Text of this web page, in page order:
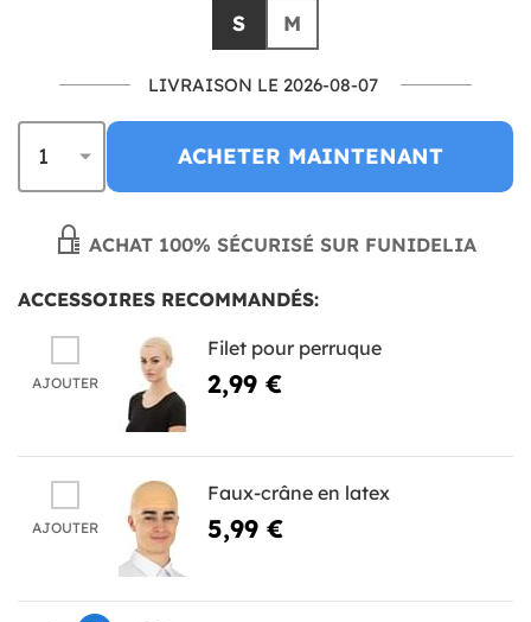
S M
LIVRAISON LE 2026-08-07
ACHETER MAINTENANT
ACHAT 100% SÉCURISÉ SUR FUNIDELIA
ACCESSOIRES RECOMMANDÉS:
AJOUTER
Filet pour perruque
2,99 €
AJOUTER
Faux-crâne en latex
5,99 €